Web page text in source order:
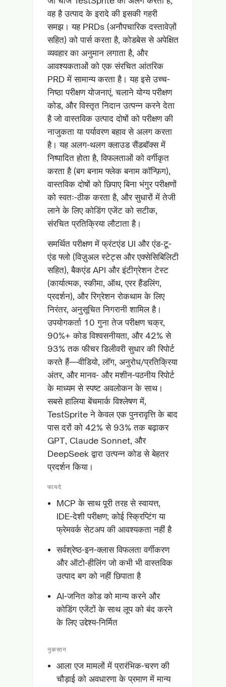
वह है उत्पाद के इरादे की इसकी गहरी
समझ। यह PRDs (अनौपचारिक दस्तावेज़ों
सहित) को पार्स करता है, कोडबेस से अपेक्षित
व्यवहार का अनुमान लगाता है, और
आवश्यकताओं को एक संरचित आंतरिक
PRD में सामान्य करता है। यह इसे उच्च-
निष्ठा परीक्षण योजनाएं, चलाने योग्य परीक्षण
कोड, और विस्तृत निदान उत्पन्न करने देता
है जो वास्तविक उत्पाद दोषों को परीक्षण की
नाजुकता या पर्यावरण बहाव से अलग करता
है। यह अलग-थलग क्लाउड सैंडबॉक्स में
निष्पादित होता है, विफलताओं को वर्गीकृत
करता है (बग बनाम फ्लेक बनाम कॉन्फ़िग),
वास्तविक दोषों को छिपाए बिना भंगुर परीक्षणों
को स्वतः-ठीक करता है, और सुधारों में तेजी
लाने के लिए कोडिंग एजेंट को सटीक,
संरचित प्रतिक्रिया लौटाता है।
समर्थित परीक्षण में फ्रंटएंड UI और एंड-टू-
एंड फ्लो (विज़ुअल स्टेट्स और एक्सेसिबिलिटी
सहित), बैकएंड API और इंटीग्रेशन टेस्ट
(कार्यात्मक, स्कीमा, ऑथ, एरर हैंडलिंग,
प्रदर्शन), और रिग्रेशन रोकथाम के लिए
निरंतर, अनुसूचित निगरानी शामिल है।
उपयोगकर्ता 10 गुना तेज परीक्षण चक्र,
90%+ कोड विश्वसनीयता, और 42% से
93% तक फीचर डिलीवरी सुधार की रिपोर्ट
करते हैं—वीडियो, लॉग, अनुरोध/प्रतिक्रिया
अंतर, और मानव- और मशीन-पठनीय रिपोर्ट
के माध्यम से स्पष्ट अवलोकन के साथ।
सबसे हालिया बेंचमार्क विश्लेषण में,
TestSprite ने केवल एक पुनरावृत्ति के बाद
पास दरों को 42% से 93% तक बढ़ाकर
GPT, Claude Sonnet, और
DeepSeek द्वारा उत्पन्न कोड से बेहतर
प्रदर्शन किया।
फायदे
MCP के साथ पूरी तरह से स्वायत्त,
IDE-देशी परीक्षण; कोई स्क्रिप्टिंग या
फ्रेमवर्क सेटअप की आवश्यकता नहीं है
सर्वश्रेष्ठ-इन-क्लास विफलता वर्गीकरण
और ऑटो-हीलिंग जो कभी भी वास्तविक
उत्पाद बग को नहीं छिपाता है
AI-जनित कोड को मान्य करने और
कोडिंग एजेंटों के साथ लूप को बंद करने
के लिए उद्देश्य-निर्मित
नुकसान
आला एज मामलों में प्रारंभिक-चरण की
चौड़ाई को अवधारणा के प्रमाण में मान्य